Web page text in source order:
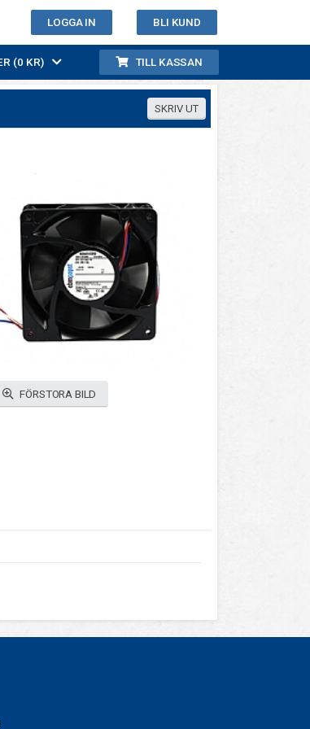
BLI KUND
LOGGA IN
TILL KASSAN
0 PRODUKTER (0 KR)
FÖRSTORA BILD